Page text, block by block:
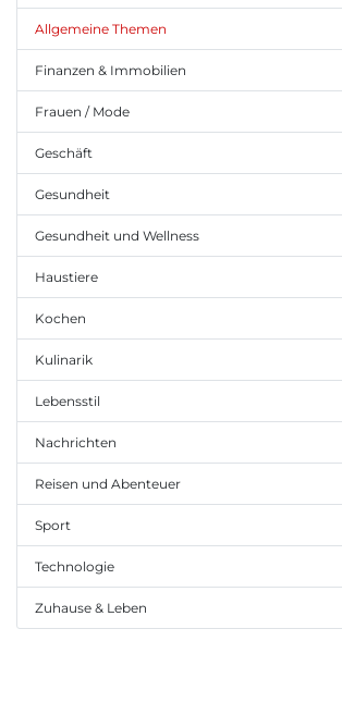
Allgemeine Themen
Finanzen & Immobilien
Frauen / Mode
Geschäft
Gesundheit
Gesundheit und Wellness
Haustiere
Kochen
Kulinarik
Lebensstil
Nachrichten
Reisen und Abenteuer
Sport
Technologie
Zuhause & Leben